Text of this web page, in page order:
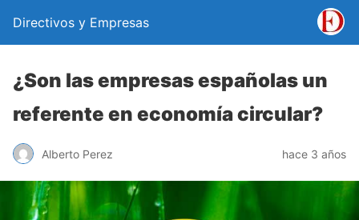
Directivos y Empresas
¿Son las empresas españolas un
referente en economía circular?
Alberto Perez hace 3 años